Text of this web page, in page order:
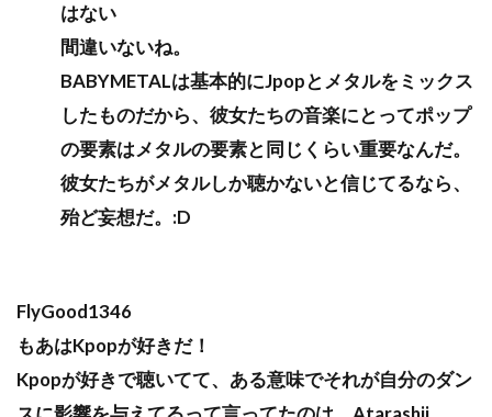
はない
間違いないね。
BABYMETALは基本的にJpopとメタルをミックス
したものだから、彼女たちの音楽にとってポップ
の要素はメタルの要素と同じくらい重要なんだ。
彼女たちがメタルしか聴かないと信じてるなら、
殆ど妄想だ。:D
FlyGood1346
もあはKpopが好きだ！
Kpopが好きで聴いてて、ある意味でそれが自分のダン